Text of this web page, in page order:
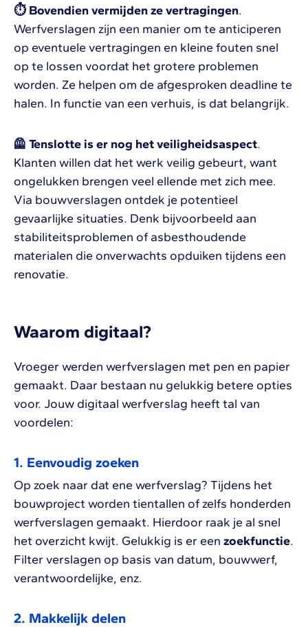
⏱ Bovendien vermijden ze vertragingen.
Werfverslagen zijn een manier om te anticiperen
op eventuele vertragingen en kleine fouten snel
op te lossen voordat het grotere problemen
worden. Ze helpen om de afgesproken deadline te
halen. In functie van een verhuis, is dat belangrijk.
🦺 Tenslotte is er nog het veiligheidsaspect.
Klanten willen dat het werk veilig gebeurt, want
ongelukken brengen veel ellende met zich mee.
Via bouwverslagen ontdek je potentieel
gevaarlijke situaties. Denk bijvoorbeeld aan
stabiliteitsproblemen of asbesthoudende
materialen die onverwachts opduiken tijdens een
renovatie.
Waarom digitaal?
Vroeger werden werfverslagen met pen en papier
gemaakt. Daar bestaan nu gelukkig betere opties
voor. Jouw digitaal werfverslag heeft tal van
voordelen:
1. Eenvoudig zoeken
Op zoek naar dat ene werfverslag? Tijdens het
bouwproject worden tientallen of zelfs honderden
werfverslagen gemaakt. Hierdoor raak je al snel
het overzicht kwijt. Gelukkig is er een zoekfunctie.
Filter verslagen op basis van datum, bouwwerf,
verantwoordelijke, enz.
2. Makkelijk delen